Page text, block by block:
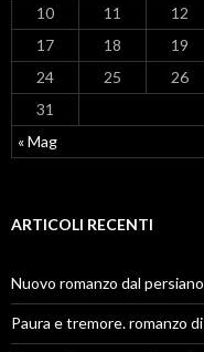
« Mag
10
11 12
17
18 19
24
25 26
31
ARTICOLI RECENTI
Nuovo romanzo dal
Paura e tremore. romanzo